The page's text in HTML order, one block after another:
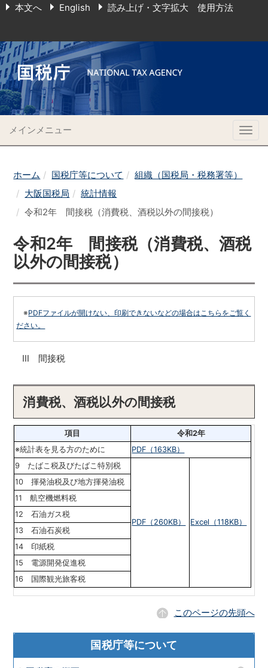
本文へ English 読み上げ・文字拡大 使用方法
メインメニュー
ホーム 国税庁等について
組織（国税局・税務署等）
大阪国税局
統計情報
令和2年 間接税（消費税、酒税以外の間接税）
令和2年 間接税（消費税、酒税
以外の間接税）
※PDFファイルが開けない、印刷できないなどの場合はこちらをご覧く
ださい。
Ⅲ 間接税
消費税、酒税以外の間接税
項目
令和2年
※統計表を見る方のために
PDF（163KB）
9 たばこ税及びたばこ特別税
PDF（260KB） Excel（118KB）
10 揮発油税及び地方揮発油税
11 航空機燃料税
12 石油ガス税
13 石油石炭税
14 印紙税
15 電源開発促進税
16 国際観光旅客税
このページの先頭へ
国税庁等について